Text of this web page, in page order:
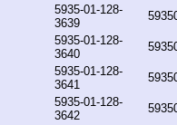
5935-01-128-
3639
5935-01-128-
3640
5935-01-128-
3641
5935-01-128-
3642